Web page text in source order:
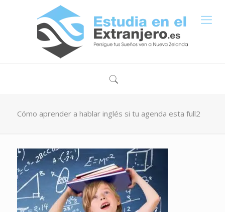
Cómo aprender a hablar inglés si tu agenda esta full2